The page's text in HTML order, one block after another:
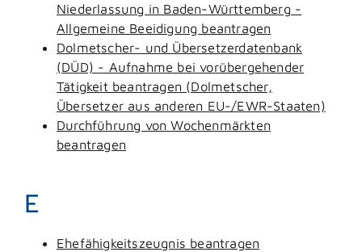
Niederlassung in Baden-Württemberg -
Allgemeine Beeidigung beantragen
Dolmetscher- und Übersetzerdatenbank
(DÜD) - Aufnahme bei vorübergehender
Tätigkeit beantragen (Dolmetscher,
Übersetzer aus anderen EU-/EWR-Staaten)
Durchführung von Wochenmärkten
beantragen
E
Ehefähigkeitszeugnis beantragen